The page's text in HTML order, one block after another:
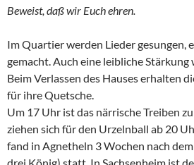
Beweist, daß wir Euch ehren.
Im Quartier werden Lieder gesungen,
gemacht. Auch eine leibliche Stärkung
Beim Verlassen des Hauses erhalten
für ihre Quetsche.
Um 17 Uhr ist das närrische Treiben
ziehen sich für den Urzelnball ab 20
fand in Agnetheln 3 Wochen nach